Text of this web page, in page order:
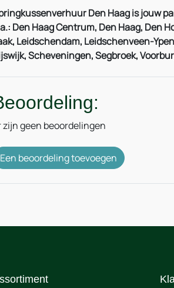
Den Haag is jouw
Den Haag Centrum, Den Haag, Den
Leidschendam, Leidschenveen-
Scheveningen, Segbroek,
zijn geen beoordelingen
Een beoordeling toevoegen